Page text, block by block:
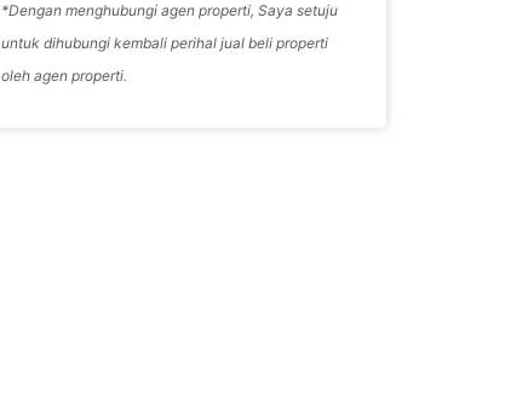
*Dengan menghubungi agen properti, Saya setuju
untuk dihubungi kembali perihal jual beli properti
oleh agen properti.